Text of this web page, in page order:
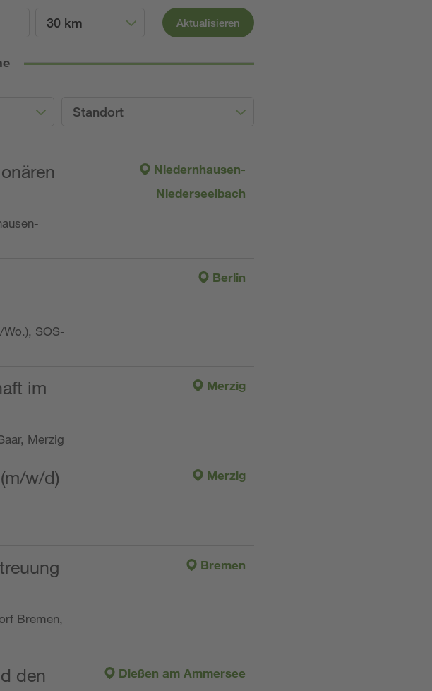
30 km Aktualisieren
Standort
Niedernhausen-
Niederseelbach
SOS-
Berlin
im
Merzig
Merzig
w/d)
Merzig
Bremen,
Bremen
den
Dießen am Ammersee